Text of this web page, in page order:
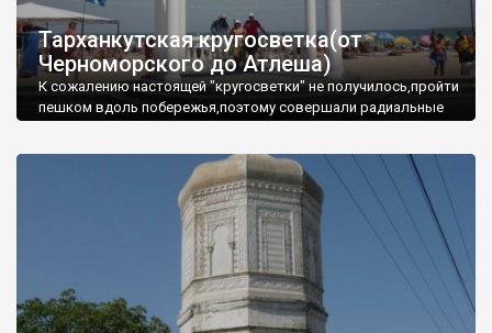
Тарханкутская кругосветка(от
Черноморского до Атлеша)
К сожалению настоящей "кругосветки" не получилось,пройти
пешком вдоль побережья,поэтому совершали радиальные